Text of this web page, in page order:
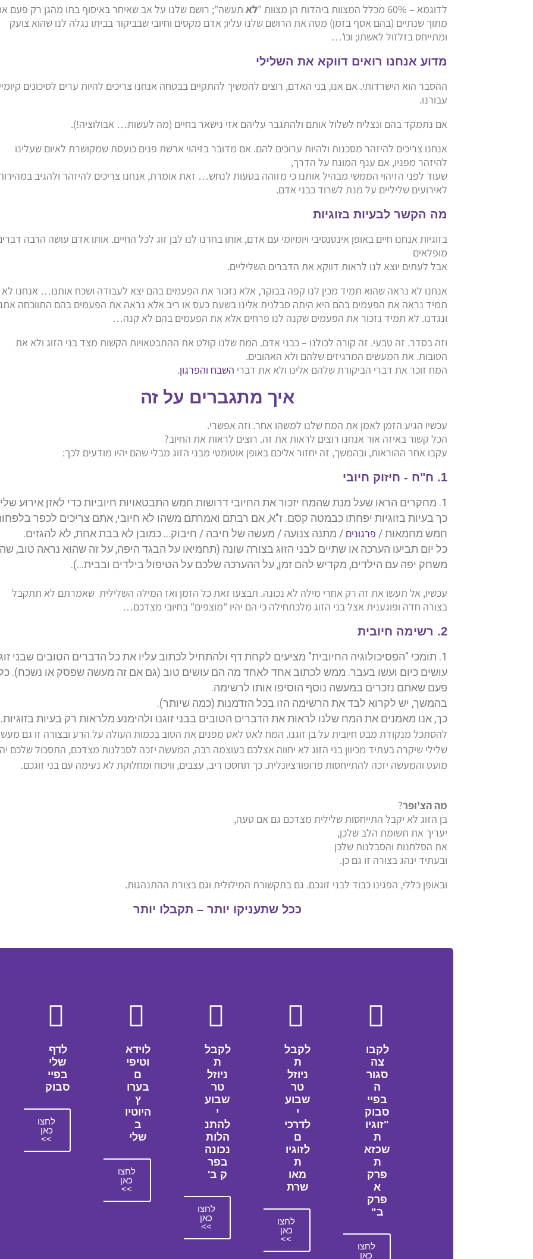
לדוגמא – 60% מכלל המצוות ביהדות הן מצוות " לא תעשה"; רושם שלנו על אב שאיחר באיסוף בתו מהגן רק פעם
מתוך שנתיים (בהם אסף בזמן) מטה את הרושם שלנו עליו; אדם מקסים וחיובי שבביקור בביתו נגלה לנו שהוא צועק
ומתייחס בזלזול לאשתו; וכו'…
מדוע אנחנו רואים דווקא את השלילי
ההסבר הוא הישרדותי. אם אנו, בני האדם, רוצים להמשיך להתקיים בבטחה אנחנו צריכים להיות ערים לסיכונים
עבורנו.
אם נתמקד בהם ונצליח לשלול אותם ולהתגבר עליהם אזי נישאר בחיים (מה לעשות… אבולוציה!).
אנחנו צריכים להיזהר מסכנות ולהיות ערוכים להם. אם מדובר בזיהוי ארשת פנים כועסת שמקושרת לאיום שעלינו
להיזהר מפניו, אם ענף המונח על הדרך,
שעוד לפני הזיהוי הממשי מבהיל אותנו כי מזוהה בטעות לנחש… זאת אומרת, אנחנו צריכים להיזהר ולהגיב
לאירועים שליליים על מנת לשרוד כבני אדם.
מה הקשר לבעיות בזוגיות
בזוגיות אנחנו חיים באופן אינטנסיבי ויומיומי עם אדם, אותו בחרנו לנו לבן זוג לכל החיים. אותו אדם עושה הרבה
מופלאים
אבל לעתים יוצא לנו לראות דווקא את הדברים השליליים.
אנחנו לא נראה שהוא תמיד מכין לנו קפה בבוקר, אלא נזכור את הפעמים בהם יצא לעבודה ושכח אותנו… אנחנו לא
תמיד נראה את הפעמים בהם היא היתה סבלנית אלינו בשעת כעס או ריב אלא נראה את הפעמים בהם התווכחה
ונגדנו. לא תמיד נזכור את הפעמים שקנה לנו פרחים אלא את הפעמים בהם לא קנה…
וזה בסדר. זה טבעי. זה קורה לכולנו – כבני אדם. המח שלנו קולט את ההתבטאויות הקשות מצד בני הזוג ולא את
הטובות. את המעשים המרגיזים שלהם ולא האהובים.
המח זוכר את דברי הביקורת שלהם אלינו ולא את דברי השבח והפרגון.
איך מתגברים על זה
עכשיו הגיע הזמן לאמן את המח שלנו למשהו אחר. וזה אפשרי.
הכל קשור באיזה אור אנחנו רוצים לראות את זה. רוצים לראות את החיוב?
עקבו אחר ההוראות, ובהמשך, זה יחזור אליכם באופן אוטומטי מבני הזוג מבלי שהם יהיו מודעים לכך:
1. ח"ח - חיזוק חיובי
מחקרים הראו שעל מנת שהמח יזכור את החיובי דרושות חמש התבטאויות חיוביות כדי לאזן אירוע
כך בעיות בזוגיות יפחתו כבמטה קסם. ז"א, אם רבתם ואמרתם משהו לא חיובי, אתם צריכים לכפר
חמש מחמאות / פרגונים / מתנה צנועה / מעשה של חיבה / חיבוק… כמובן לא בבת אחת, לא להגזים.
כל יום תביעו הערכה או שתיים לבני הזוג בצורה שונה (תחמיאו על הבגד היפה, על זה שהוא נראה טוב,
משחק יפה עם הילדים, מקדיש להם זמן, על ההערכה שלכם על הטיפול בילדים ובבית…).
עכשיו, אל תעשו את זה רק אחרי מילה לא נכונה. תבצעו זאת כל הזמן ואז המילה השלילית שאמרתם לא תתקבל
בצורה חדה ופוגענית אצל בני הזוג מלכתחילה כי הם יהיו "מוצפים" בחיובי מצדכם…
2. רשימה חיובית
תומכי "הפסיכולוגיה החיובית" מציעים לקחת דף ולהתחיל לכתוב עליו את כל הדברים הטובים שבני
עושים כיום ועשו בעבר. ממש לכתוב אחד לאחד מה הם עושים טוב (גם אם זה מעשה שפסק או נשכח).
פעם שאתם נזכרים במעשה נוסף הוסיפו אותו לרשימה.
בהמשך, יש לקרוא לבד את הרשימה הזו בכל הזדמנות (כמה שיותר).
כך, אנו מאמנים את המח שלנו לראות את הדברים הטובים בבני זוגנו ולהימנע מלראות רק בעיות בזוגיות.
להסתכל מנקודת מבט חיובית על בן זוגנו. המח לאט לאט מפנים את הטוב בכמות העולה על הרע ובצורה זו גם
שלילי שיקרה בעתיד מכיוון בני הזוג לא יחווה אצלכם בעוצמה רבה, המעשה יזכה לסבלנות מצדכם, התסכול שלכם
מועט והמעשה יזכה להתייחסות פרופורציונלית. כך תחסכו ריב, עצבים, וויכוח ומחלוקת לא נעימה עם בני זוגכם.
מה הצ'ופר?
בן הזוג לא יקבל התייחסות שלילית מצדכם גם אם טעה,
יעריך את תשומת הלב שלכן,
את הסלחנות והסבלנות שלכן
ובעתיד ינהג בצורה זו גם כן.
ובאופן כללי, הפגינו כבוד לבני זוגכם. גם בתקשורת המילולית וגם בצורת ההתנהגות.
ככל שתעניקו יותר – תקבלו יותר
לקבו
צה
סגור
ה
בפיי
סבוק
"זוגיו
ת
שכזא
ת
פרק
א
פרק
ב"
לחצו
כאן
לקבל
ת
ניוזל
טר
שבוע
י
לדרכי
ם
לזוגיו
ת
מאו
שרת
לחצו
כאן
>>
לקבל
ת
ניוזל
טר
שבוע
י
להתנ
הלות
נכונה
בפר
ק ב'
לחצו
כאן
>>
לוידא
וטיפי
ם
בערו
ץ
היוטיו
ב
שלי
לחצו
כאן
>>
לדף
שלי
בפיי
סבוק
לחצו
כאן
>>